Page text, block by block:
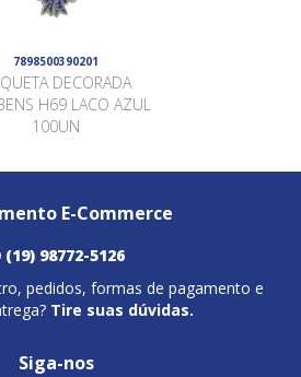
7898500390201
DECORADA
H69 LACO AZUL
100UN
E-Commerce
(19) 98772-5126
pedidos, formas de pagamento e
Tire suas dúvidas.
Siga-nos